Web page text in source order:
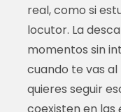
real, como si
locutor. La
momentos sin
cuando te vas
quieres seguir